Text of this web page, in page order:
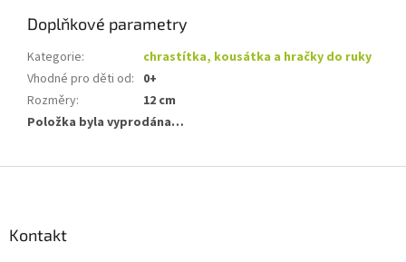
Doplňkové parametry
Kategorie:
chrastítka, kousátka a hračky do ruky
Vhodné pro děti od: 0+
Rozměry:
12 cm
Položka byla vyprodána…
Kontakt